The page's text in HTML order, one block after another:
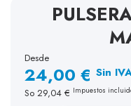
Desde
24,00 € Sin
So 29,04 € Impuestos